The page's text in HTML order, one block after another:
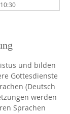
und bilden
Gottesdienste
(Deutsch
werden
Sprachen